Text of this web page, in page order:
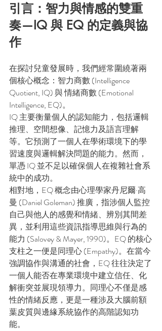
引言：智力與情感的雙重
奏—IQ 與 EQ 的定義與協
作
在探討兒童發展時，我們經常圍繞著兩
個核心概念：智力商數 (Intelligence
Quotient, IQ) 與 情緒商數 (Emotional
Intelligence, EQ)。
IQ 主要衡量個人的認知能力，包括邏輯
推理、空間想像、記憶力及語言理解
等。它預測了一個人在學術環境下的學
習速度與邏輯解決問題的能力。然而，
單憑 IQ 並不足以確保個人在複雜社會系
統中的成功。
相對地，EQ 概念由心理學家丹尼爾·高
曼 (Daniel Goleman) 推廣，指涉個人監控
自己與他人的感覺和情緒、辨別其間差
異，並利用這些資訊指導思維與行為的
能力 (Salovey & Mayer, 1990)。EQ 的核心
支柱之一便是同理心 (Empathy)。在當今
強調協作與溝通的社會，EQ 往往決定了
一個人能否在專業環境中建立信任、化
解衝突並展現領導力。同理心不僅是感
性的情緒反應，更是一種涉及大腦前額
葉皮質與邊緣系統協作的高階認知功
能。